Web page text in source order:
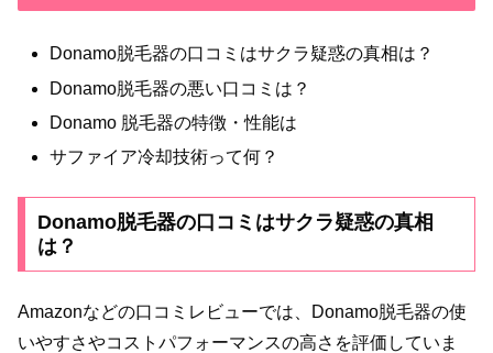
Donamo脱毛器の口コミはサクラ疑惑の真相は？
Donamo脱毛器の悪い口コミは？
Donamo 脱毛器の特徴・性能は
サファイア冷却技術って何？
Donamo脱毛器の口コミはサクラ疑惑の真相
は？
Amazonなどの口コミレビューでは、Donamo脱毛器の使
いやすさやコストパフォーマンスの高さを評価していま